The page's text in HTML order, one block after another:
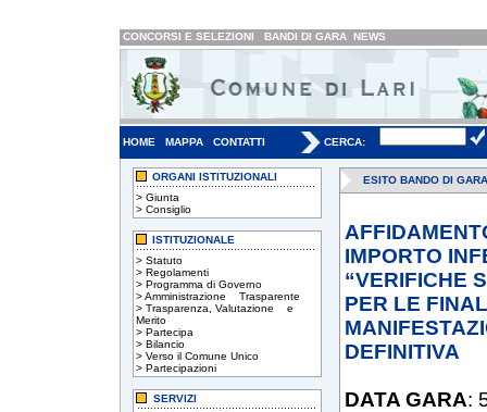
CONCORSI E SELEZIONI BANDI DI GARA NEWS
HOME MAPPA CONTATTI CERCA:
ORGANI ISTITUZIONALI
> Giunta
> Consiglio
ISTITUZIONALE
> Statuto
> Regolamenti
> Programma di Governo
>Amministrazione Trasparente
> Trasparenza, Valutazione e
Merito
> Partecipa
> Bilancio
> Verso il Comune Unico
> Partecipazioni
SERVIZI
ESITO BANDO DI GARA
IMPORTO
“VERIFICHE
PER LE
DEFINITIVA
DATA GARA: